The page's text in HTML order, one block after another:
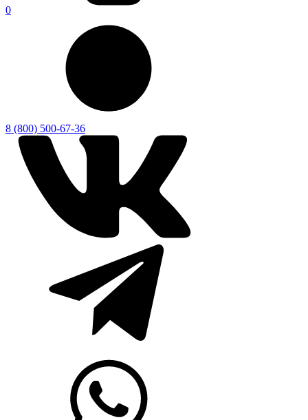
0
8 (800) 500-67-36